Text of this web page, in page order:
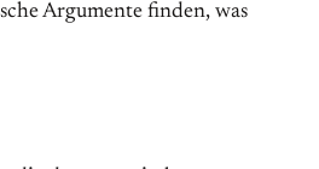
Argumente finden, was